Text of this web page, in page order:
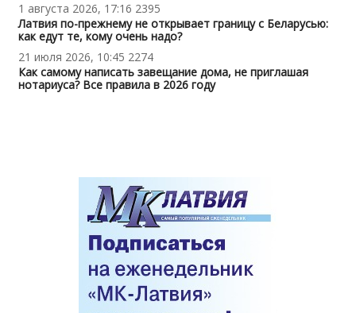
1 августа 2026, 17:16 2395
Латвия по-прежнему не открывает границу с Беларусью:
как едут те, кому очень надо?
21 июля 2026, 10:45 2274
Как самому написать завещание дома, не приглашая
нотариуса? Все правила в 2026 году